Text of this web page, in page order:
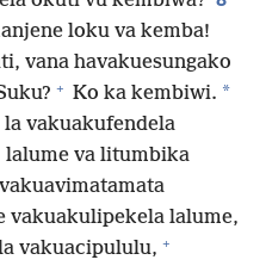
loku va kemba!
vana havakuesungako
+ Ko ka kembiwi. *
la vakuakufendela
lalume va litumbika
vakuakulipekela lalume,
vakuacipululu, +